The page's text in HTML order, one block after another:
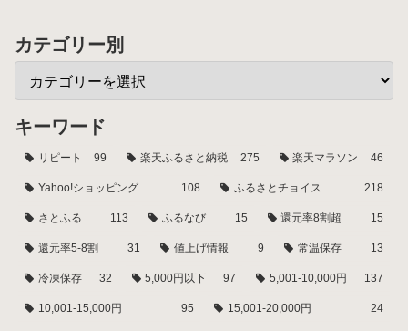
カテゴリー別
キーワード
リピート 99 楽天ふるさと納税 275 楽天マラソン 46
Yahoo!ショッピング 108 ふるさとチョイス 218
さとふる 113 ふるなび 15 還元率8割超 15
還元率5-8割 31 値上げ情報 9 常温保存 13
冷凍保存 32 5,000円以下 97 5,001-10,000円 137
10,001-15,000円 95 15,001-20,000円 24